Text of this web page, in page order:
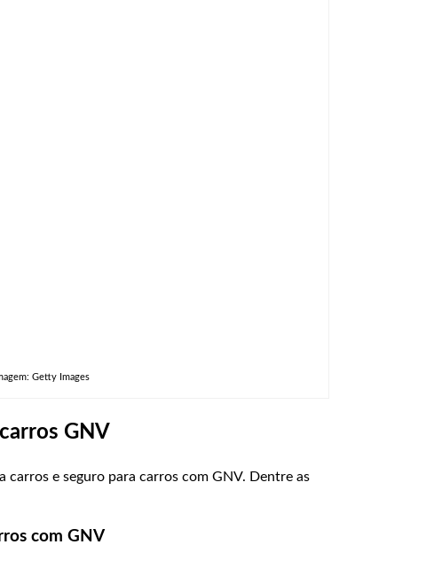
Getty Images
GNV
carros e seguro para carros com GNV. Dentre as
com GNV